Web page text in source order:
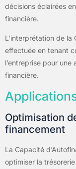
décisions éclairées
financière.
L’interprétation de
effectuée en tenant
l’entreprise pour
financière.
Optimisation
financement
La Capacité
optimiser la